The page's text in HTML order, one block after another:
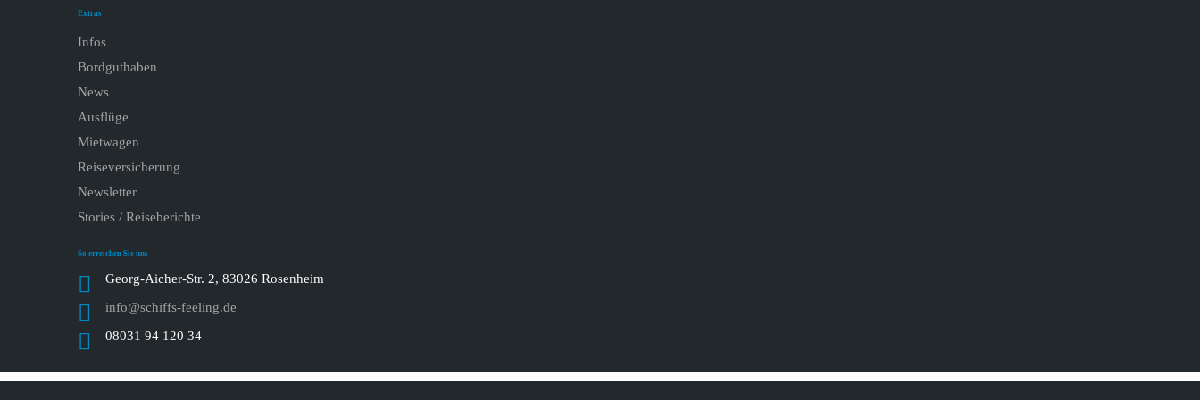
Extras
Infos
Bordguthaben
News
Ausflüge
Mietwagen
Reiseversicherung
Newsletter
Stories / Reiseberichte
So erreichen Sie uns
Georg-Aicher-Str. 2, 83026 Rosenheim
info@schiffs-feeling.de
08031 94 120 34